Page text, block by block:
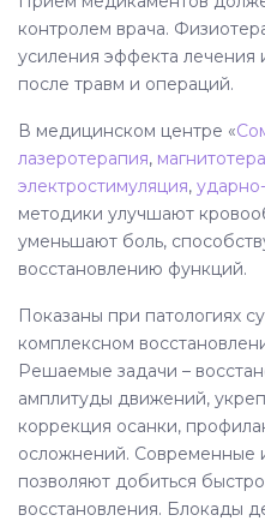
контролем врача.
усиления эффекта лечения
после травм и операций.
В медицинском центре «
лазеротерапия,
электростимуляция,
методики улучшают
уменьшают боль,
восстановлению функций.
Показаны при патологиях
комплексном
Решаемые задачи –
амплитуды движений,
коррекция осанки,
осложнений. Современные
позволяют добиться
восстановления. Блокады